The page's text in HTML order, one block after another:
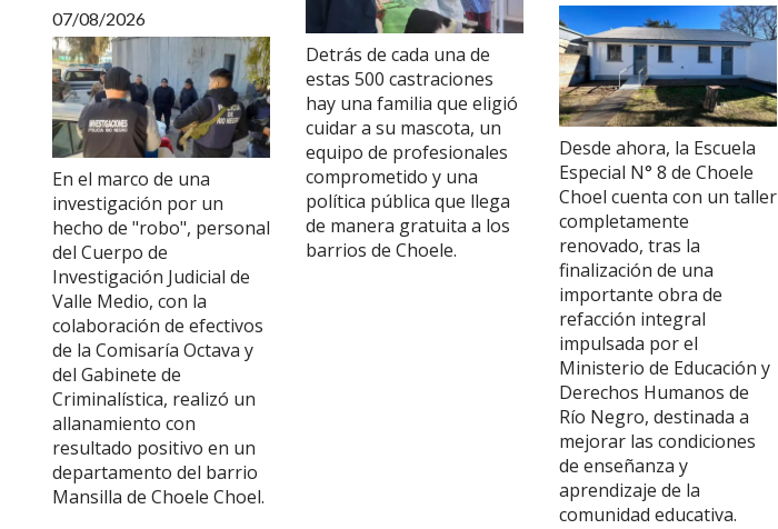
07/08/2026
En el marco de una
investigación por un
hecho de "robo", personal
del Cuerpo de
Investigación Judicial de
Valle Medio, con la
colaboración de efectivos
de la Comisaría Octava y
del Gabinete de
Criminalística, realizó un
allanamiento con
resultado positivo en un
departamento del barrio
Mansilla de Choele Choel.
Detrás de cada una de
estas 500 castraciones
hay una familia que eligió
cuidar a su mascota, un
equipo de profesionales
comprometido y una
política pública que llega
de manera gratuita a los
barrios de Choele.
Desde ahora, la Escuela
Especial N° 8 de Choele
Choel cuenta con un taller
completamente
renovado, tras la
finalización de una
importante obra de
refacción integral
impulsada por el
Ministerio de Educación y
Derechos Humanos de
Río Negro, destinada a
mejorar las condiciones
de enseñanza y
aprendizaje de la
comunidad educativa.